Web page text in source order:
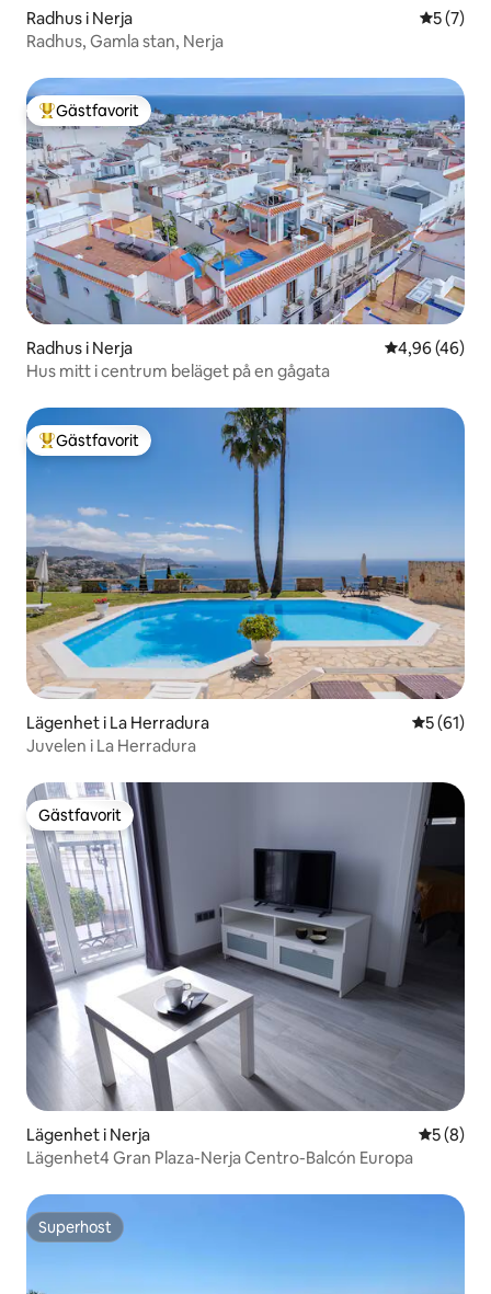
Radhus i Nerja 5 av 5 i
5 (7)
Radhus, Gamla stan, Nerja
Populär gästfavorit
Gästfavorit
Radhus i Nerja 4,96 av 5 i
4,96 (46)
Hus mitt i centrum beläget på en gågata
Populär gästfavorit
Gästfavorit
Lägenhet i La Herradura 5 av 5 i
5 (61)
Juvelen i La Herradura
Gästfavorit
Gästfavorit
Lägenhet i Nerja 5 av 5 i
5 (8)
Lägenhet4 Gran Plaza-Nerja Centro-Balcón Europa
Superhost
Superhost